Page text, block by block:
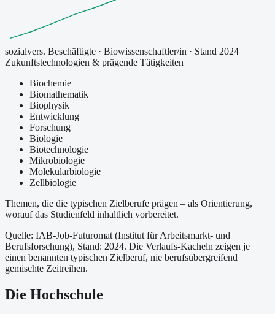
sozialvers. Beschäftigte · Biowissenschaftler/in · Stand 2024
Zukunftstechnologien & prägende Tätigkeiten
Biochemie
Biomathematik
Biophysik
Entwicklung
Forschung
Biologie
Biotechnologie
Mikrobiologie
Molekularbiologie
Zellbiologie
Themen, die die typischen Zielberufe prägen – als Orientierung,
worauf das Studienfeld inhaltlich vorbereitet.
Quelle: IAB-Job-Futuromat (Institut für Arbeitsmarkt- und
Berufsforschung), Stand: 2024. Die Verlaufs-Kacheln zeigen je
einen benannten typischen Zielberuf, nie berufsübergreifend
gemischte Zeitreihen.
Die Hochschule